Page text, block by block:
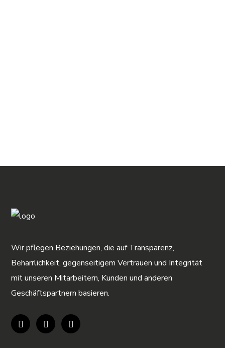
Wir pflegen Beziehungen, die auf Transparenz,
Beharrlichkeit, gegenseitigem Vertrauen und Integrität
mit unseren Mitarbeitern, Kunden und anderen
Geschäftspartnern basieren.